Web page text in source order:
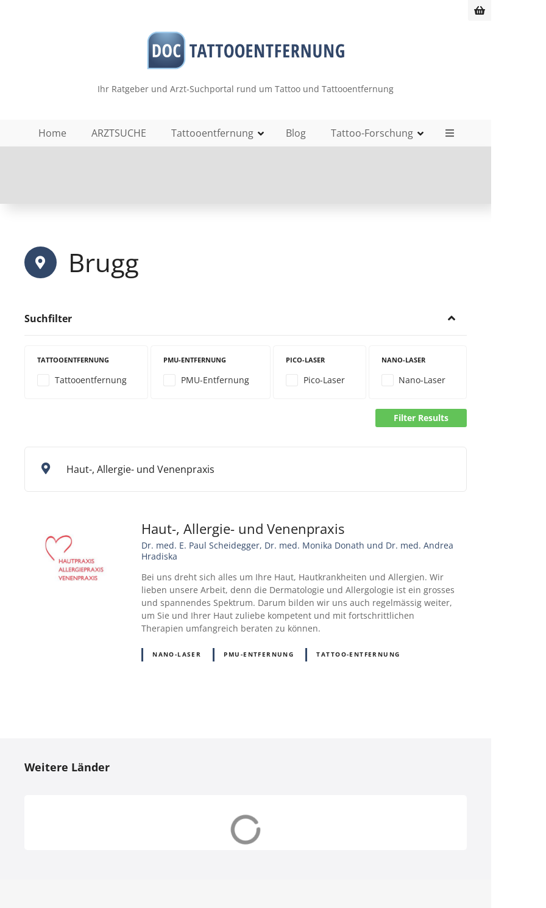
Ihr Ratgeber und Arzt-Suchportal rund um Tattoo und Tattooentfernung
Home ARZTSUCHE Tattooentfernung Blog Tattoo-Forschung
Brugg
Suchfilter
TATTOOENTFERNUNG
Tattooentfernung
PMU-ENTFERNUNG
PMU-Entfernung
PICO-LASER
Pico-Laser
NANO-LASER
Nano-Laser
Filter Results
Haut-, Allergie- und Venenpraxis
Haut-, Allergie- und Venenpraxis
Dr. med. E. Paul Scheidegger, Dr. med. Monika Donath und Dr. med. Andrea
Hradiska
Bei uns dreht sich alles um Ihre Haut, Hautkrankheiten und Allergien. Wir
lieben unsere Arbeit, denn die Dermatologie und Allergologie ist ein grosses
und spannendes Spektrum. Darum bilden wir uns auch regelmässig weiter,
um Sie und Ihrer Haut zuliebe kompetent und mit fortschrittlichen
Therapien umfangreich beraten zu können.
NANO-LASER PMU-ENTFERNUNG TATTOO-ENTFERNUNG
Weitere Länder
Deutschland (D)